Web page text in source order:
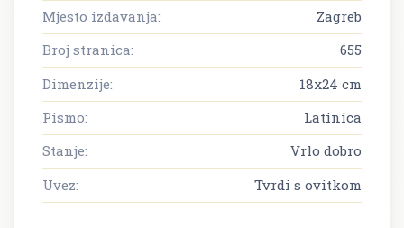
Mjesto izdavanja:
Zagreb
Broj stranica:
655
Dimenzije:
18x24 cm
Pismo:
Latinica
Stanje:
Vrlo dobro
Uvez:
Tvrdi s ovitkom